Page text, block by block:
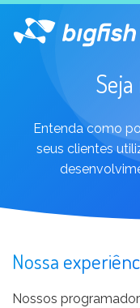
sites
serviços
Entenda como
seus clientes
Nossa
Nossos